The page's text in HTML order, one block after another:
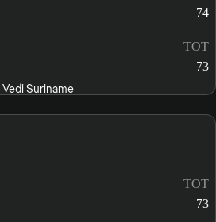
74
TOT
73
Vedi Suriname
TOT
73